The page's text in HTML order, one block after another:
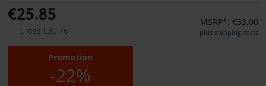
€25.85
Gross:€30.76
MSRP*: €33.00
plus shipping costs
Promotion
-22%